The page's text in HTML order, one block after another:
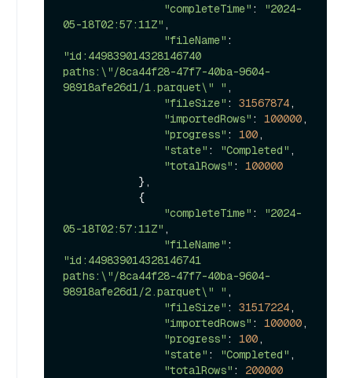
"completeTime" :
"2024-
05-18T02:57:11Z" ,
"fileName"
"id:449839014328146740
paths:\"/8ca44f28-47f7-40ba-9604-
98918afe26d1/1.parquet\" " ,
"fileSize" : 31567874 ,
"importedRows" : 100000 ,
"progress" : 100 ,
"state" : "Completed" ,
"totalRows" : 100000
"completeTime" :
"2024-
05-18T02:57:11Z" ,
"fileName"
"id:449839014328146741
paths:\"/8ca44f28-47f7-40ba-9604-
98918afe26d1/2.parquet\" " ,
"fileSize" : 31517224 ,
"importedRows" : 100000 ,
"progress" : 100 ,
"state" : "Completed" ,
"totalRows" : 200000